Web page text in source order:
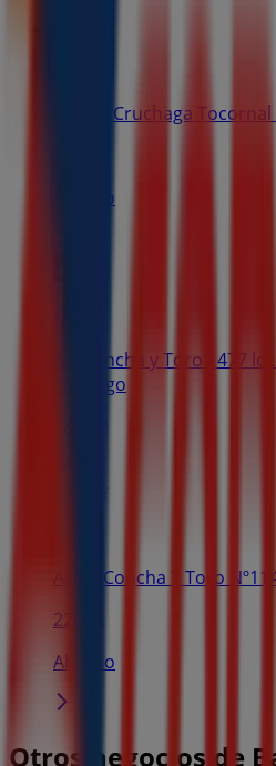
Miguel Cruchaga
Abierto
Av. Concha y Toro 1477
Santiago
Avda. Concha Y Toro
220 m
Abierto
Otros negocios de